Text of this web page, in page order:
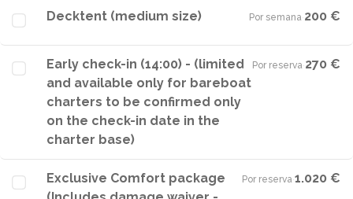
Decktent (medium size) Por semana·200 €
Early check-in (14:00) - (limited
and available only for bareboat
charters to be confirmed only
on the check-in date in the
charter base)
Por reserva·270 €
Exclusive Comfort package
Por reserva·1.020 €